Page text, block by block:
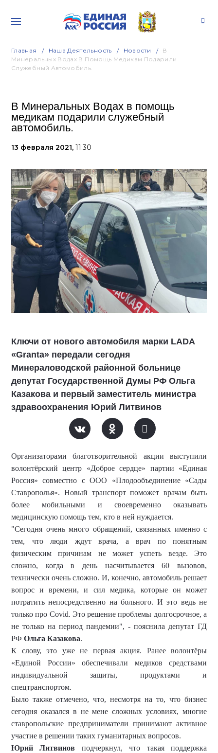
Главная Наша Деятельность Новости
В
Минеральных Водах В Помощь Медикам Подарили
Служебный Автомобиль.
В Минеральных Водах в помощь
медикам подарили служебный
автомобиль.
13 февраля 2021, 11:30
Ключи от нового автомобиля марки LADA
«Granta» передали сегодня
Минераловодской районной больнице
депутат Государственной Думы РФ Ольга
Казакова и первый заместитель министра
здравоохранения Юрий Литвинов
Организаторами благотворительной акции выступили
волонтёрский центр «Доброе сердце» партии «Единая
Россия» совместно с ООО «Плодообъединение «Сады
Ставрополья». Новый транспорт поможет врачам быть
более мобильными и своевременно оказывать
медицинскую помощь тем, кто в ней нуждается.
"Сегодня очень много обращений, связанных именно с
тем, что люди ждут врача, а врач по понятным
физическим причинам не может успеть везде. Это
сложно, когда в день насчитывается 60 вызовов,
технически очень сложно. И, конечно, автомобиль решает
вопрос и времени, и сил медика, которые он может
потратить непосредственно на больного. И это ведь не
только про Covid. Это решение проблемы долгосрочное, а
не только на период пандемии", - пояснила депутат ГД
РФ Ольга Казакова.
К слову, это уже не первая акция. Ранее волонтёры
«Единой России» обеспечивали медиков средствами
индивидуальной защиты, продуктами и
спецтранспортом.
Было также отмечено, что, несмотря на то, что бизнес
сегодня оказался в не мене сложных условиях, многие
ставропольские предприниматели принимают активное
участие в решении таких гуманитарных вопросов.
Юрий Литвинов подчеркнул, что такая поддержка